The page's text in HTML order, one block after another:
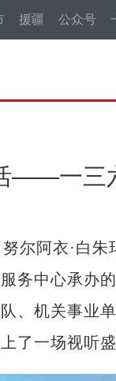
援疆 公众号
——一三
阿衣·白朱
务中心承办
、机关事业
了一场视听盛